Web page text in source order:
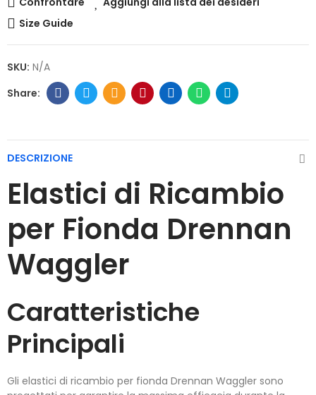
Size Guide
SKU: N/A
DESCRIZIONE
Elastici di Ricambio
per Fionda Drennan
Waggler
Caratteristiche
Principali
Gli elastici di ricambio per fionda Drennan Waggler sono